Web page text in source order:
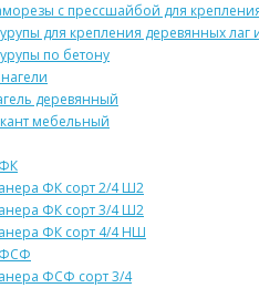
с прессшайбой для
для крепления деревянных лаг
по бетону
деревянный
мебельный
ФК сорт 2/4 Ш2
ФК сорт 3/4 Ш2
ФК сорт 4/4 НШ
ФСФ сорт 3/4